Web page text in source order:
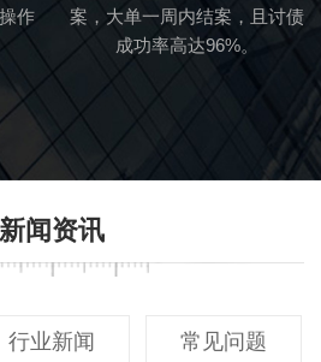
作
案，大单一周内结案，且讨债
成功率高达96%。
新闻资讯
行业新闻 常见问题